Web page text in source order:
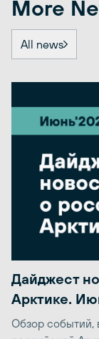
More
All news
Дайджест
Арктике.
Обзор